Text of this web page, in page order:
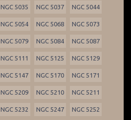
NGC 5035 NGC 5037 NGC 5044
NGC 5054 NGC 5068 NGC 5073
NGC 5079 NGC 5084 NGC 5087
NGC 5111 NGC 5125 NGC 5129
NGC 5147 NGC 5170 NGC 5171
NGC 5209 NGC 5210 NGC 5211
NGC 5232 NGC 5247 NGC 5252